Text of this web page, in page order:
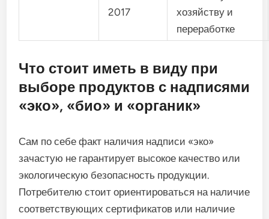
2017
хозяйству и
переработке
Что стоит иметь в виду при
выборе продуктов с надписями
«эко», «био» и «органик»
Сам по себе факт наличия надписи «эко»
зачастую не гарантирует высокое качество или
экологическую безопасность продукции.
Потребителю стоит ориентироваться на наличие
соответствующих сертификатов или наличие